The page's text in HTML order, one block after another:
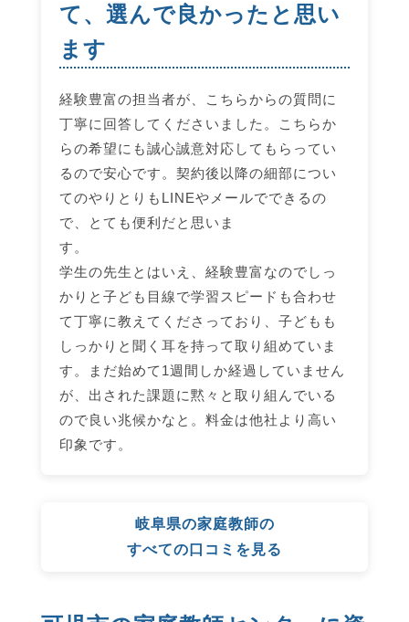
て、選んで良かったと思い
ます
経験豊富の担当者が、こちらからの質問に
丁寧に回答してくださいました。こちらか
らの希望にも誠心誠意対応してもらってい
るので安心です。契約後以降の細部につい
てのやりとりもLINEやメールでできるの
で、とても便利だと思いま
学生の先生とはいえ、経験豊富なのでしっ
かりと子ども目線で学習スピードも合わせ
て丁寧に教えてくださっており、子どもも
しっかりと聞く耳を持って取り組めていま
す。まだ始めて1週間しか経過していません
が、出された課題に黙々と取り組んでいる
ので良い兆候かなと。料金は他社より高い
印象です。
岐阜県の家庭教師の
すべての口コミを見る